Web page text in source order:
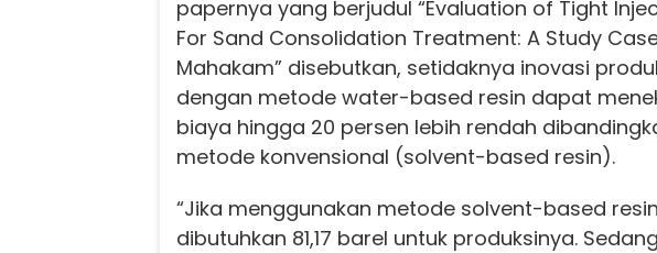
papernya yang berjudul “Evaluation of Tight
For Sand Consolidation Treatment: A Study
Mahakam” disebutkan, setidaknya inovasi
dengan metode water-based resin dapat
biaya hingga 20 persen lebih rendah
metode konvensional (solvent-based resin).
“Jika menggunakan metode solvent-based resin
dibutuhkan 81,17 barel untuk produksinya.